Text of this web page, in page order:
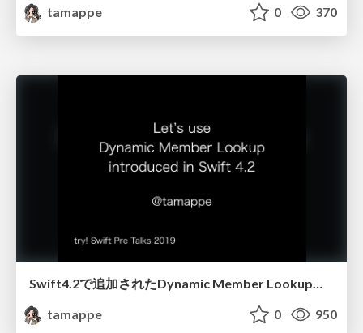
tamappe
0 370
tamappe
0 950